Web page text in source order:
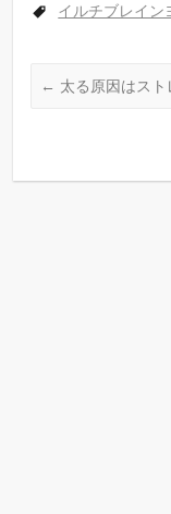
イルチブレイン
← 太る原因はス